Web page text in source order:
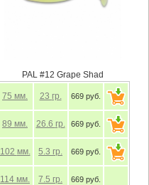
PAL #12 Grape Shad
75 мм. 23 гр. 669 руб.
89 мм. 26.6 гр. 669 руб.
102 мм. 5.3 гр. 669 руб.
114 мм. 7.5 гр. 669 руб.